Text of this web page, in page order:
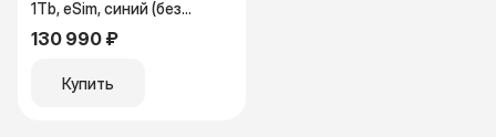
1Tb, eSim, синий (без
RuStore)
130 990 ₽
Купить